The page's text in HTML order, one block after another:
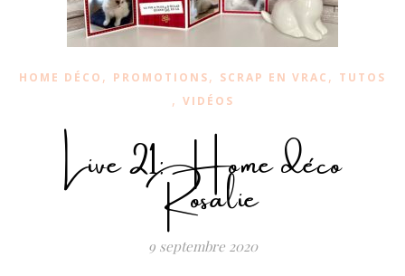
HOME DÉCO , PROMOTIONS, SCRAP EN VRAC , TUTOS
, VIDÉOS
Live 21: Home déco
Rosalie
9 septembre 2020